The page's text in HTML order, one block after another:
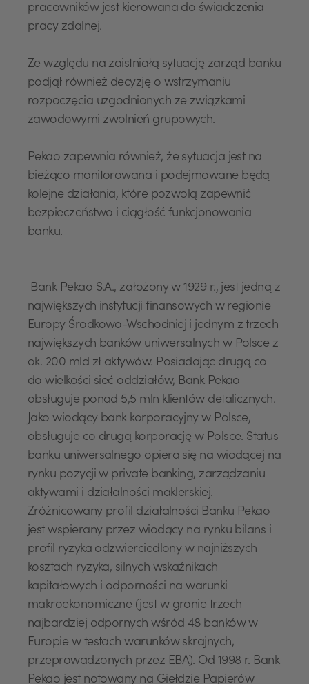
pracowników jest kierowana do świadczenia
pracy zdalnej.
Ze względu na zaistniałą sytuację zarząd banku
podjął również decyzję o wstrzymaniu
rozpoczęcia uzgodnionych ze związkami
zawodowymi zwolnień grupowych.
Pekao zapewnia również, że sytuacja jest na
bieżąco monitorowana i podejmowane będą
kolejne działania, które pozwolą zapewnić
bezpieczeństwo i ciągłość funkcjonowania
banku.
Bank Pekao S.A., założony w 1929 r., jest jedną z
największych instytucji finansowych w regionie
Europy Środkowo-Wschodniej i jednym z trzech
największych banków uniwersalnych w Polsce z
ok. 200 mld zł aktywów. Posiadając drugą co
do wielkości sieć oddziałów, Bank Pekao
obsługuje ponad 5,5 mln klientów detalicznych.
Jako wiodący bank korporacyjny w Polsce,
obsługuje co drugą korporację w Polsce. Status
banku uniwersalnego opiera się na wiodącej na
rynku pozycji w private banking, zarządzaniu
aktywami i działalności maklerskiej.
Zróżnicowany profil działalności Banku Pekao
jest wspierany przez wiodący na rynku bilans i
profil ryzyka odzwierciedlony w najniższych
kosztach ryzyka, silnych wskaźnikach
kapitałowych i odporności na warunki
makroekonomiczne (jest w gronie trzech
najbardziej odpornych wśród 48 banków w
Europie w testach warunków skrajnych,
przeprowadzonych przez EBA). Od 1998 r. Bank
Pekao jest notowany na Giełdzie Papierów